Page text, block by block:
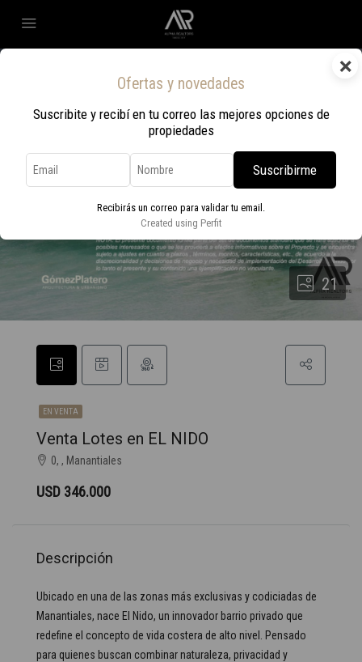
×
Ofertas y novedades
Suscribite y recibí en tu correo las mejores opciones de
propiedades
Suscribirme
Recibirás un correo para validar tu email.
Created using Perfit
21
EN VENTA
Venta Lotes en EL NIDO
0, , Manantiales
USD 346.000
Descripción
Ubicado en una de las zonas más exclusivas y codiciadas de
Manantiales, nace El Nido, un innovador barrio privado que
redefine el concepto de vida costera de alto nivel. Pensado
para quienes buscan combinar naturaleza, privacidad y